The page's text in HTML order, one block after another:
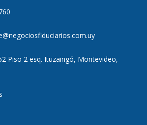
Piso 2 esq. Ituzaingó, Montevideo,